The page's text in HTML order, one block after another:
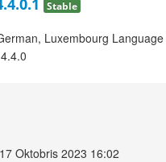
Stable
Luxembourg
Oktobris 2023 16:02